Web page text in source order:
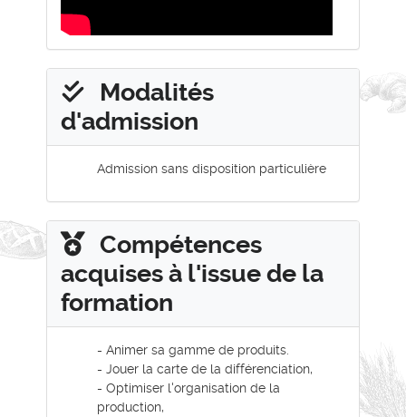
Modalités
d'admission
Admission sans disposition particulière
Compétences
acquises à l'issue de la
formation
- Animer sa gamme de produits.
- Jouer la carte de la différenciation,
- Optimiser l'organisation de la
production,